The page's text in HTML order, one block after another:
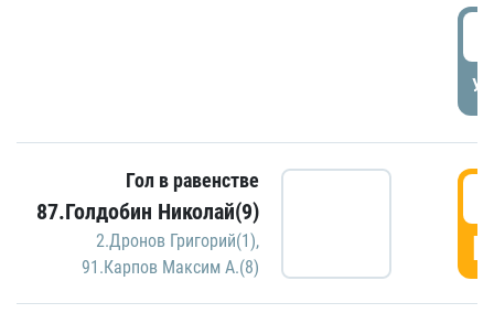
Гол в равенстве
87.Голдобин Николай(9)
2.Дронов Григорий(1),
91.Карпов Максим А.(8)